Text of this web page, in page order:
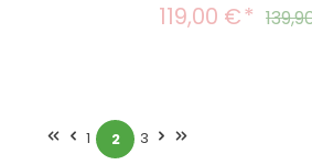
Verkaufspreis:
119,00 €
Seite
1 Seite
2 Seite
3